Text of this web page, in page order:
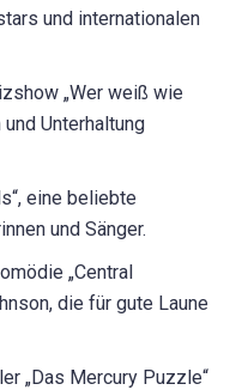
und internationalen
„Wer weiß wie
Unterhaltung
eine beliebte
und Sänger.
„Central
die für gute Laune
„Das Mercury Puzzle“